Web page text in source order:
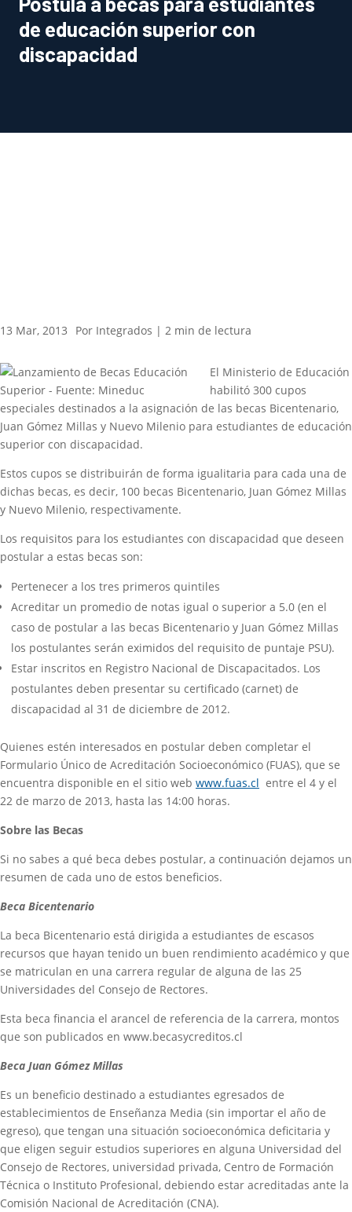
de educación superior con
discapacidad
13 Mar, 2013 Por Integrados | 2 min de lectura
El Ministerio de Educación
habilitó 300 cupos
especiales destinados a la asignación de las becas Bicentenario,
Juan Gómez Millas y Nuevo Milenio para estudiantes de educación
superior con discapacidad.
Estos cupos se distribuirán de forma igualitaria para cada una de
dichas becas, es decir, 100 becas Bicentenario, Juan Gómez Millas
y Nuevo Milenio, respectivamente.
Los requisitos para los estudiantes con discapacidad que deseen
postular a estas becas son:
Pertenecer a los tres primeros quintiles
Acreditar un promedio de notas igual o superior a 5.0 (en el
caso de postular a las becas Bicentenario y Juan Gómez Millas
los postulantes serán eximidos del requisito de puntaje PSU).
Estar inscritos en Registro Nacional de Discapacitados. Los
postulantes deben presentar su certificado (carnet) de
discapacidad al 31 de diciembre de 2012.
Quienes estén interesados en postular deben completar el
Formulario Único de Acreditación Socioeconómico (FUAS), que se
encuentra disponible en el sitio web www.fuas.cl (se abre en una
entre el 4 y el
22 de marzo de 2013, hasta las 14:00 horas.
Sobre las Becas
Si no sabes a qué beca debes postular, a continuación dejamos un
resumen de cada uno de estos beneficios.
Beca Bicentenario
La beca Bicentenario está dirigida a estudiantes de escasos
recursos que hayan tenido un buen rendimiento académico y que
se matriculan en una carrera regular de alguna de las 25
Universidades del Consejo de Rectores.
Esta beca financia el arancel de referencia de la carrera, montos
que son publicados en www.becasycreditos.cl
Beca Juan Gómez Millas
Es un beneficio destinado a estudiantes egresados de
establecimientos de Enseñanza Media (sin importar el año de
egreso), que tengan una situación socioeconómica deficitaria y
que eligen seguir estudios superiores en alguna Universidad del
Consejo de Rectores, universidad privada, Centro de Formación
Técnica o Instituto Profesional, debiendo estar acreditadas ante la
Comisión Nacional de Acreditación (CNA).